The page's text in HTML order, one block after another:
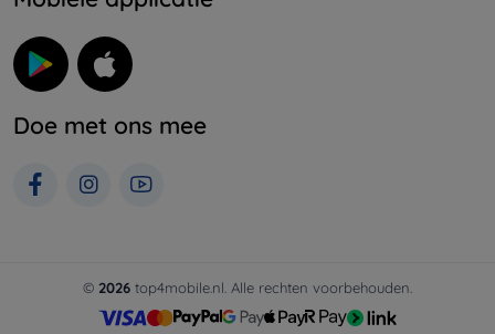
Doe met ons mee
© 2026 top4mobile.nl. Alle rechten voorbehouden.